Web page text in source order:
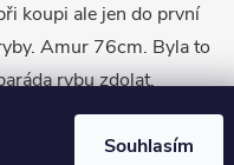
Souhlasím
koupi ale jen do první
Amur 76cm. Byla to
rybu zdolat.